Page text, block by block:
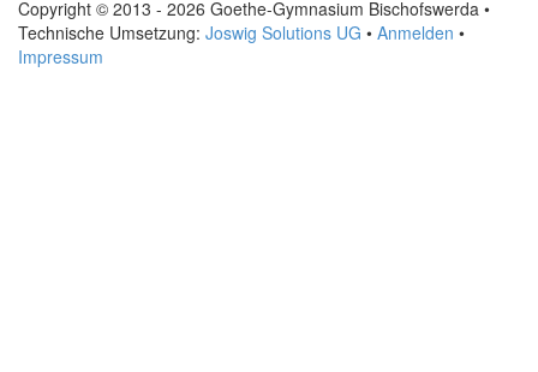
Copyright © 2013 - 2026 Goethe-Gymnasium Bischofswerda •
Technische Umsetzung: Joswig Solutions UG • Anmelden •
Impressum